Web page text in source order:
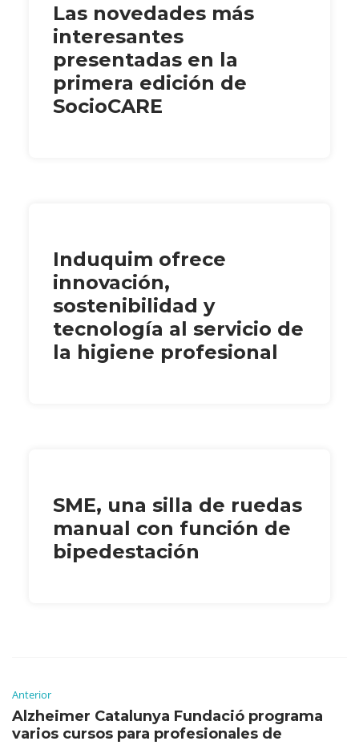
Las novedades más
interesantes
presentadas en la
primera edición de
SocioCARE
Induquim ofrece
innovación,
sostenibilidad y
tecnología al servicio de
la higiene profesional
SME, una silla de ruedas
manual con función de
bipedestación
Anterior
Alzheimer Catalunya Fundació programa
varios cursos para profesionales de